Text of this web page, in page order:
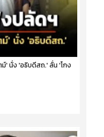
ม์' นั่ง 'อธิบดีสถ.' ลั่น 'โกง